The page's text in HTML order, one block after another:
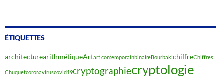
ÉTIQUETTES
architecturearithmétiqueArtart contemporainbinaireBourbakichiffreChiffres
Chuquetcoronaviruscovid19cryptographiecryptologie